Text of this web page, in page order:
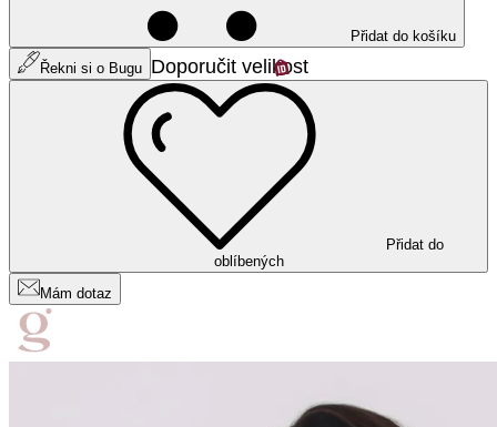
Přidat do košíku
Řekni si o Bugu Doporučit velikost
Přidat do
oblíbených
Mám dotaz